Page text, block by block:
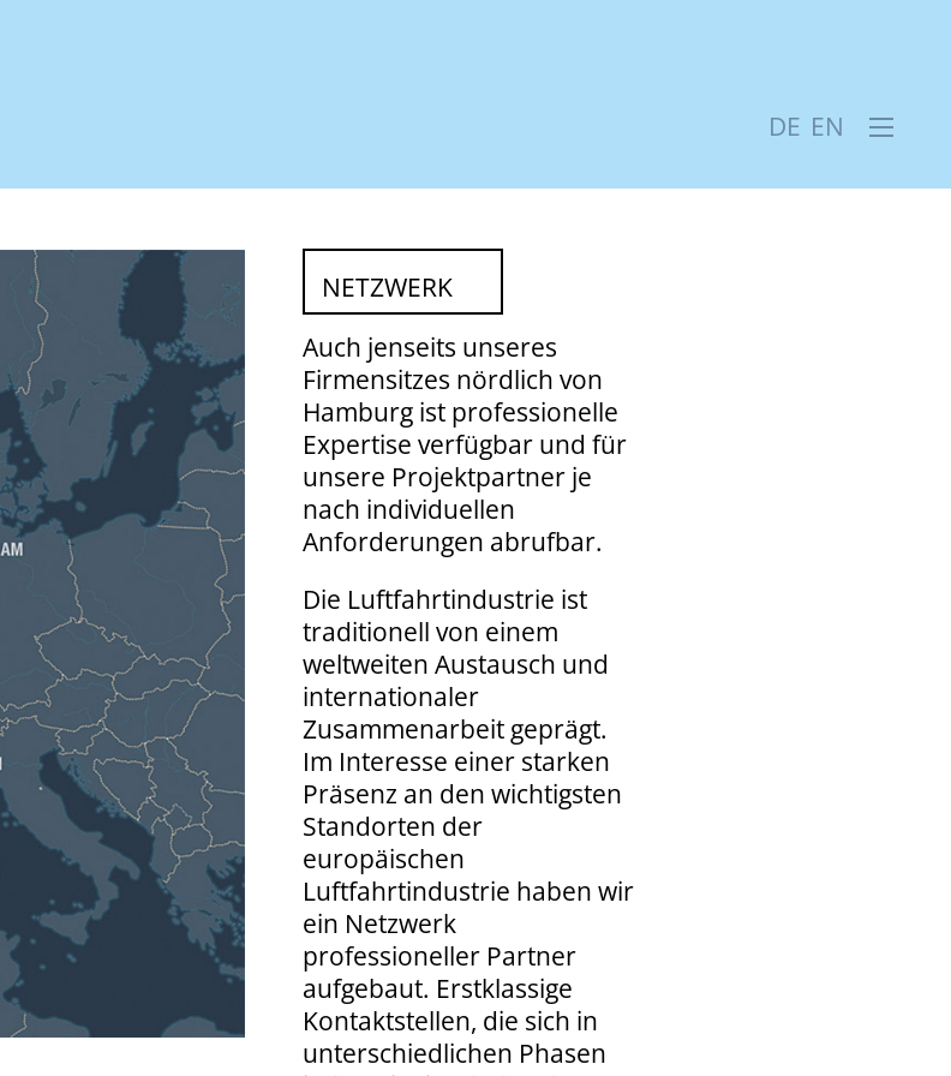
DE EN
NETZWERK
Auch jenseits unseres
Firmensitzes nördlich von
Hamburg ist professionelle
Expertise verfügbar und für
unsere Projektpartner je
nach individuellen
Anforderungen abrufbar.
Die Luftfahrtindustrie ist
traditionell von einem
weltweiten Austausch und
internationaler
Zusammenarbeit geprägt.
Im Interesse einer starken
Präsenz an den wichtigsten
Standorten der
europäischen
Luftfahrtindustrie haben wir
ein Netzwerk
professioneller Partner
aufgebaut. Erstklassige
Kontaktstellen, die sich in
unterschiedlichen Phasen